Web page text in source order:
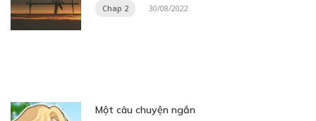
Chap 2 30/08/2022
Một câu chuyện ngắn